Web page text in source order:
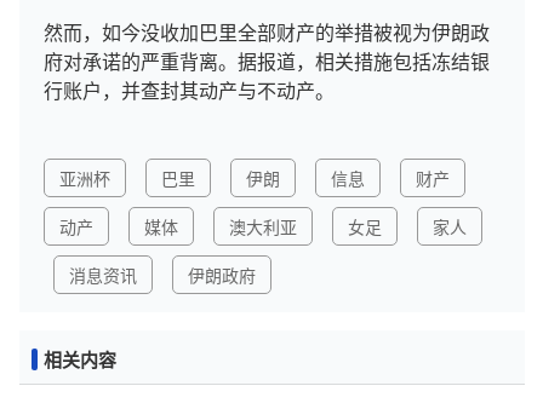
然而，如今没收加巴里全部财产的举措被视为伊朗政
府对承诺的严重背离。据报道，相关措施包括冻结银
行账户，并查封其动产与不动产。
亚洲杯 巴里 伊朗 信息
财产
动产
媒体 澳大利亚 女足
家人
消息资讯
伊朗政府
相关内容